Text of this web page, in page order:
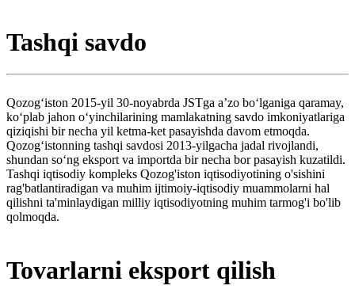
Tashqi savdo
Qozogʻiston 2015-yil 30-noyabrda JSTga aʼzo boʻlganiga qaramay,
koʻplab jahon oʻyinchilarining mamlakatning savdo imkoniyatlariga
qiziqishi bir necha yil ketma-ket pasayishda davom etmoqda.
Qozog‘istonning tashqi savdosi 2013-yilgacha jadal rivojlandi,
shundan so‘ng eksport va importda bir necha bor pasayish kuzatildi.
Tashqi iqtisodiy kompleks Qozog'iston iqtisodiyotining o'sishini
rag'batlantiradigan va muhim ijtimoiy-iqtisodiy muammolarni hal
qilishni ta'minlaydigan milliy iqtisodiyotning muhim tarmog'i bo'lib
qolmoqda.
Tovarlarni eksport qilish